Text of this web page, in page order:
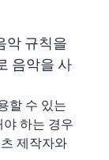
악 규칙을
음악을 사
할 수 있는
하는 경우
제작자와